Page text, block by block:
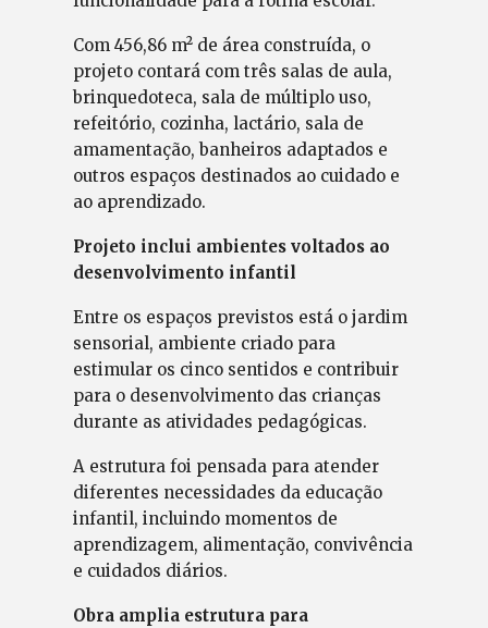
Com 456,86 m² de área construída, o
projeto contará com três salas de aula,
brinquedoteca, sala de múltiplo uso,
refeitório, cozinha, lactário, sala de
amamentação, banheiros adaptados e
outros espaços destinados ao cuidado e
ao aprendizado.
Projeto inclui ambientes voltados ao
desenvolvimento infantil
Entre os espaços previstos está o jardim
sensorial, ambiente criado para
estimular os cinco sentidos e contribuir
para o desenvolvimento das crianças
durante as atividades pedagógicas.
A estrutura foi pensada para atender
diferentes necessidades da educação
infantil, incluindo momentos de
aprendizagem, alimentação, convivência
e cuidados diários.
Obra amplia estrutura para